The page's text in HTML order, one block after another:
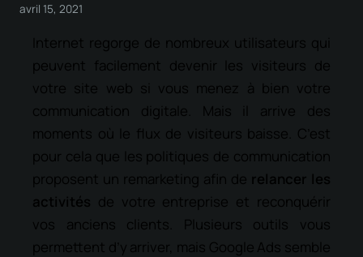
avril 15, 2021
Internet regorge de nombreux utilisateurs qui
peuvent facilement devenir les visiteurs de
votre site web si vous menez à bien votre
communication digitale. Mais il arrive des
moments où le flux de visiteurs baisse. C’est
pour cela que les politiques de communication
proposent un remarketing afin de relancer les
activités de votre entreprise et reconquérir
vos anciens clients. Plusieurs outils vous
permettent d’y arriver, mais Google Ads semble